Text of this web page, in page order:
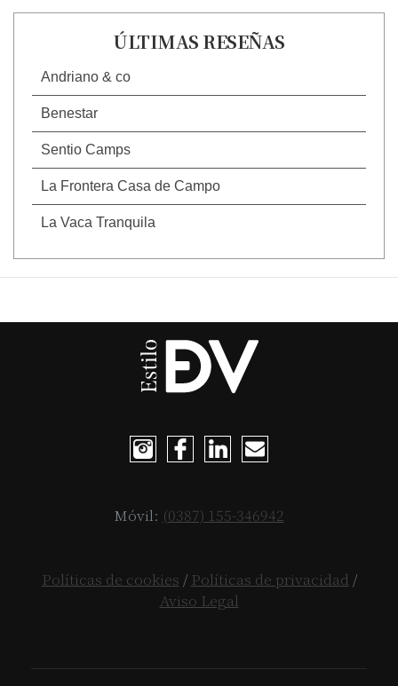
ÚLTIMAS RESEÑAS
Andriano & co
Benestar
Sentio Camps
La Frontera Casa de Campo
La Vaca Tranquila
Móvil: (0387) 155-346942
Políticas de cookies / Políticas de privacidad /
Aviso Legal